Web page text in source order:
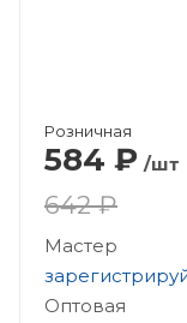
Розничная
584 ₽ /шт
642 ₽
Мастер
Оптовая